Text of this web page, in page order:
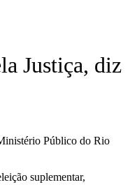
Justiça, diz
Público do Rio
suplementar,